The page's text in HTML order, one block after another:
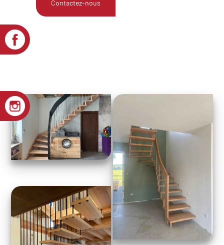
Contactez-nous